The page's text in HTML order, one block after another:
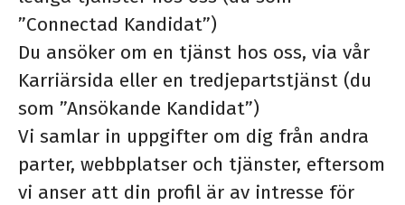
”Connectad Kandidat”)
Du ansöker om en tjänst hos oss, via vår
Karriärsida eller en tredjepartstjänst (du
som ”Ansökande Kandidat”)
Vi samlar in uppgifter om dig från andra
parter, webbplatser och tjänster, eftersom
vi anser att din profil är av intresse för